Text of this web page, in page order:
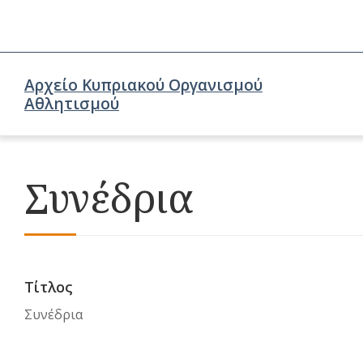
Αρχείο Κυπριακού Οργανισμού
Αθλητισμού
Συνέδρια
Τίτλος
Συνέδρια